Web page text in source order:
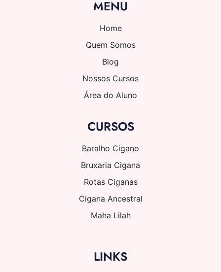
MENU
Home
Quem Somos
Blog
Nossos Cursos
Área do Aluno
CURSOS
Baralho Cigano
Bruxaria Cigana
Rotas Ciganas
Cigana Ancestral
Maha Lilah
LINKS